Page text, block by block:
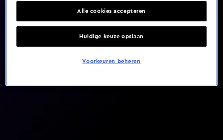
Alle cookies accepteren
Huidige keuze opslaan
Voorkeuren beheren